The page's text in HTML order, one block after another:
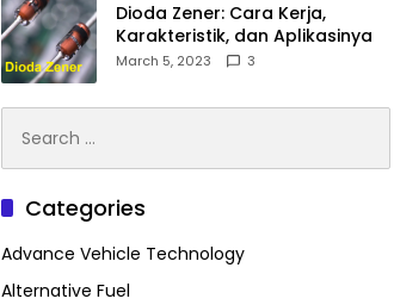
Dioda Zener: Cara Kerja,
Karakteristik, dan Aplikasinya
March 5, 2023 3
for:
Categories
Advance Vehicle Technology
Alternative Fuel